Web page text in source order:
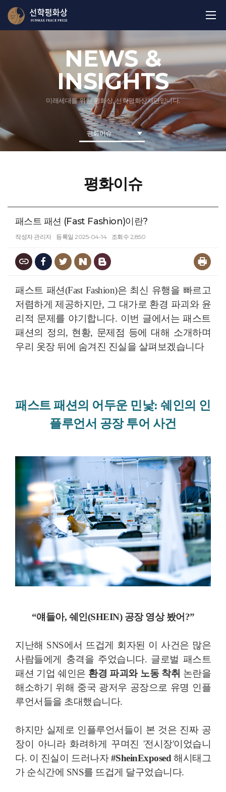
NEWS &
INSIGHTS
미래세대를 위한 평화상, 선학평화상재단입니다.
평화이슈
평화이슈
패스트 패션 (Fast Fashion)이란?
작성자 관리자 등록일 2025-04-14 조회수 2,850
패스트 패션(Fast Fashion)은 최신 유행을 빠르고
저렴하게 제공하지만, 그 대가로 환경 파괴와 윤
리적 문제를 야기합니다. 이번 글에서는 패스트
패션의 정의, 현황, 문제점 등에 대해 소개하며
우리 옷장 뒤에 숨겨진 진실을 살펴보겠습니다
패스트 패션의 어두운 민낯: 쉐인의 인
플루언서 공장 투어 사건
“얘들아, 쉐인(SHEIN) 공장 영상 봤어?”
지난해 SNS에서 뜨겁게 회자된 이 사건은 많은
사람들에게 충격을 주었습니다. 글로벌 패스트
패션 기업 쉐인은 환경 파괴와 노동 착취 논란을
해소하기 위해 중국 광저우 공장으로 유명 인플
루언서들을 초대했습니다.
하지만 실제로 인플루언서들이 본 것은 진짜 공
장이 아니라 화려하게 꾸며진 '전시장'이었습니
다. 이 진실이 드러나자#SheinExposed해시태그
가 순식간에 SNS를 뜨겁게 달구었습니다.